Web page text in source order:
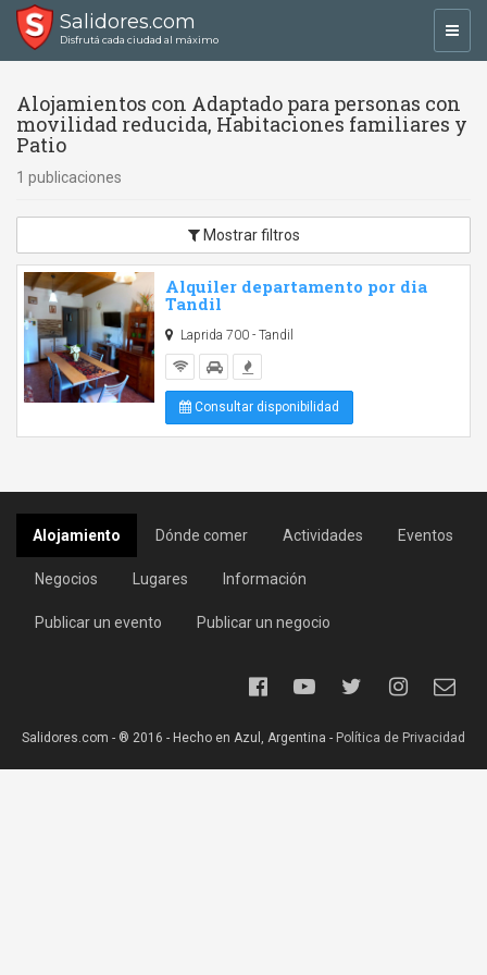
Salidores.com
Disfrutá cada ciudad al máximo
Alojamientos con Adaptado para personas con
movilidad reducida, Habitaciones familiares y
Patio
1 publicaciones
Mostrar filtros
Alquiler departamento por dia
Tandil
Laprida 700 - Tandil
Consultar disponibilidad
Alojamiento Dónde comer Actividades Eventos
Negocios Lugares Información
Publicar un evento Publicar un negocio
Salidores.com - ® 2016 - Hecho en Azul, Argentina - Política de Privacidad